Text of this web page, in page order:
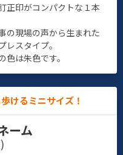
正印がコンパクトな１本
の現場の声から生まれた
レスタイプ。
色は朱色です。
けるミニサイズ！
ーム
)